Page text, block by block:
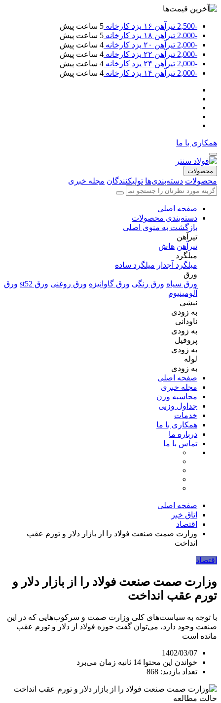
-2,500 تیرآهن ۱۶ یزد کارخانه
5 ساعت پیش
-2,000
تیرآهن ۱۸ یزد کارخانه
5 ساعت پیش
-2,000
تیرآهن ۲۰ یزد کارخانه
4 ساعت پیش
-2,000
تیرآهن ۲۲ یزد کارخانه
4 ساعت پیش
-2,000
تیرآهن ۲۴ یزد کارخانه
4 ساعت پیش
-2,000
تیرآهن ۱۴ یزد کارخانه 4 ساعت پیش
همکاری با ما
محصولات
محصولات دسته‌بندی‌ها تولیکنندگان مجله خبری
صفحه اصلی
دسته‌بندی محصولات
بازگشت به منوی اصلی
تیرآهن
تیرآهن هاش
میلگرد
میلگرد آجدار میلگرد ساده
ورق
ورق سیاه ورق رنگی ورق گاوانیزه ورق روغنی ورق st52
ورق
آلومینیوم
نبشی
به زودی
ناودانی
به زودی
پروفیل
به زودی
لوله
به زودی
صفحه اصلی
مجله خبری
محاسبه وزن
جداول وزنی
خدمات
همکاری با ما
درباره ما
تماس با ما
صفحه اصلی
اتاق خبر
اقتصاد
وزارت صمت صنعت فولاد را از بازار دلار و تورم عقب
انداخت
اقتصاد
وزارت صمت صنعت فولاد را از بازار دلار و
تورم عقب انداخت
با توجه به سیاست‌های کلی وزارت صمت و سرکوب‌هایی که در این
صنعت وجود دارد، می‌توان گفت حوزه فولاد از دلار و تورم عقب
مانده است
1402/03/07
خواندن این محتوا 14 ثانیه زمان می‌برد
تعداد بازدید: 868
حالت مطالعه